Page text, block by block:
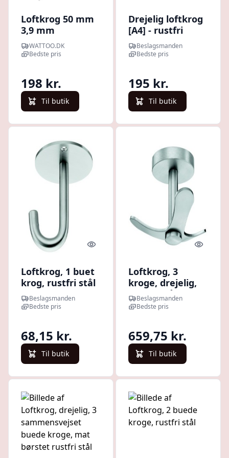
Loftkrog 50 mm
3,9 mm
gevindlngde 20
mm galvaniseret
WATTOO.DK
Bedste pris
198 kr.
Til butik
Drejelig loftkrog
[A4] - rustfri
Beslagsmanden
Bedste pris
195 kr.
Til butik
Quick look
Loftkrog, 1 buet
krog, rustfri stål
Beslagsmanden
Bedste pris
68,15 kr.
Til butik
Quick
Loftkrog, 3
kroge, drejelig,
rustfri stål
Beslagsmanden
Bedste pris
659,75 kr.
Til butik